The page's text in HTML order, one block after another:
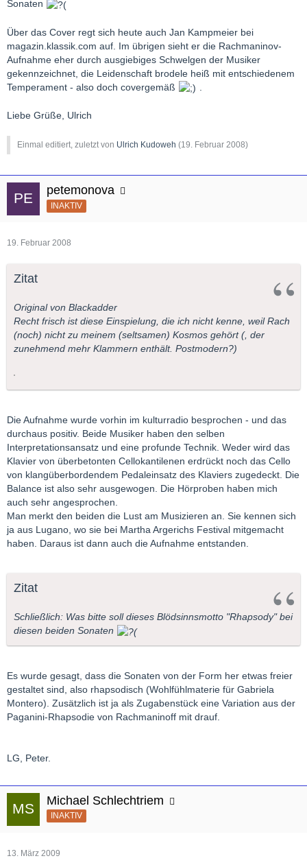
Sonaten
Über das Cover regt sich heute auch Jan Kampmeier bei
magazin.klassik.com auf. Im übrigen sieht er die Rachmaninov-
Aufnahme eher durch ausgiebiges Schwelgen der Musiker
gekennzeichnet, die Leidenschaft brodele heiß mit entschiedenem
Temperament - also doch covergemäß
Liebe Grüße, Ulrich
Einmal editiert, zuletzt von Ulrich Kudoweh (19. Februar 2008)
petemonova
INAKTIV
19. Februar 2008
Zitat
Original von Blackadder
Recht frisch ist diese Einspielung, die ich nicht kenne, weil Rach
(noch) nicht zu meinem (seltsamen) Kosmos gehört (, der
zunehmend mehr Klammern enthält. Postmodern?)
Die Aufnahme wurde vorhin im kulturradio besprochen - und das
durchaus positiv. Beide Musiker haben den selben
Interpretationsansatz und eine profunde Technik. Weder wird das
Klavier von überbetonten Cellokantilenen erdrückt noch das Cello
von klangüberbordendem Pedaleinsatz des Klaviers zugedeckt. Die
Balance ist also sehr ausgewogen. Die Hörproben haben mich
auch sehr angesprochen.
Man merkt den beiden die Lust am Musizieren an. Sie kennen sich
ja aus Lugano, wo sie bei Martha Argerichs Festival mitgemacht
haben. Daraus ist dann auch die Aufnahme entstanden.
Zitat
Schließlich: Was bitte soll dieses Blödsinnsmotto "Rhapsody" bei
diesen beiden Sonaten
Es wurde gesagt, dass die Sonaten von der Form her etwas freier
gestaltet sind, also rhapsodisch (Wohlfühlmaterie für Gabriela
Montero). Zusätzlich ist ja als Zugabenstück eine Variation aus der
Paganini-Rhapsodie von Rachmaninoff mit drauf.
LG, Peter.
Michael Schlechtriem
INAKTIV
13. März 2009